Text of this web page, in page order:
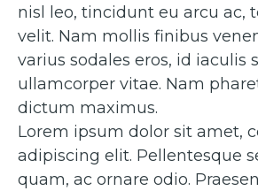
nisl leo, tincidunt eu arcu ac,
velit. Nam mollis finibus
varius sodales eros, id iaculis
ullamcorper vitae. Nam
dictum maximus.
Lorem ipsum dolor sit amet,
adipiscing elit. Pellentesque
quam, ac ornare odio.